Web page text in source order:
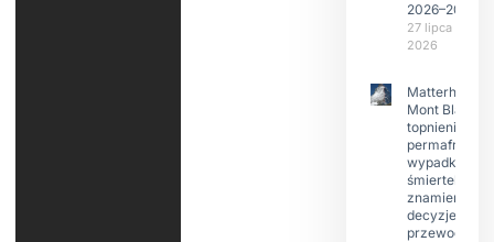
2026–2029
27 lipca
2026
Matterhorn i
Mont Blanc:
topnienie
permafrost,
wypadki
śmiertelne,
znamienne
decyzje